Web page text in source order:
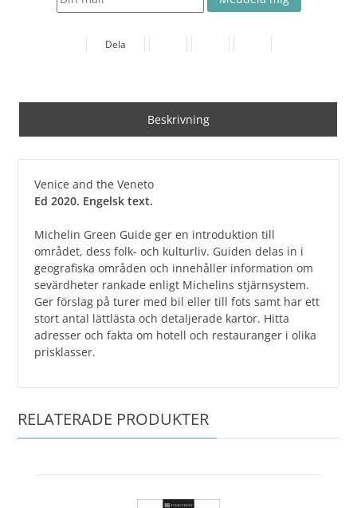
Dela
Beskrivning
Venice and the Veneto
Ed 2020. Engelsk text.
Michelin Green Guide ger en introduktion till
området, dess folk- och kulturliv. Guiden delas in i
geografiska områden och innehåller information om
sevärdheter rankade enligt Michelins stjärnsystem.
Ger förslag på turer med bil eller till fots samt har ett
stort antal lättlästa och detaljerade kartor. Hitta
adresser och fakta om hotell och restauranger i olika
prisklasser.
RELATERADE PRODUKTER